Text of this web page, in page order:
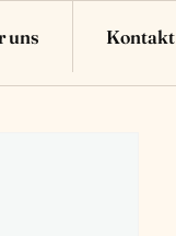
uns Kontakt